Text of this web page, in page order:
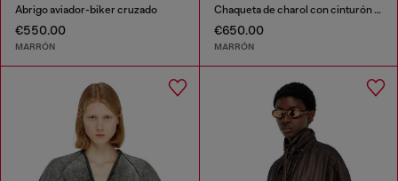
Abrigo aviador-biker cruzado
€550.00
MARRÓN
Chaqueta de charol con cinturón ancho
€650.00
MARRÓN